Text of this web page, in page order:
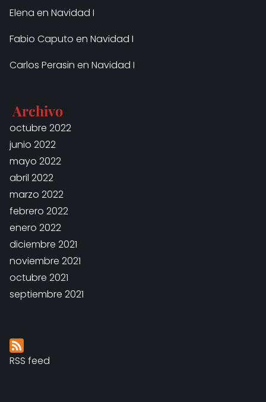
Elena en Navidad I
Fabio Caputo en Navidad I
Carlos Perasin en Navidad I
Archivo
octubre 2022
junio 2022
mayo 2022
abril 2022
marzo 2022
febrero 2022
enero 2022
diciembre 2021
noviembre 2021
octubre 2021
septiembre 2021
RSS feed